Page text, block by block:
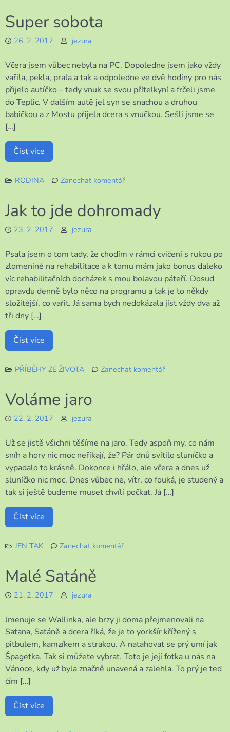
Super sobota
26. 2. 2017 jezura
Včera jsem vůbec nebyla na PC. Dopoledne jsem jako vždy
vařila, pekla, prala a tak a odpoledne ve dvě hodiny pro nás
přijelo autíčko – tedy vnuk se svou přítelkyní a frčeli jsme
do Teplic. V dalším autě jel syn se snachou a druhou
babičkou a z Mostu přijela dcera s vnučkou. Sešli jsme se
[…]
Číst více
RODINA
Zanechat komentář
sobota
Jak to jde dohromady
23. 2. 2017 jezura
Psala jsem o tom tady, že chodím v rámci cvičení s rukou po
zlomenině na rehabilitace a k tomu mám jako bonus daleko
víc rehabilitačních docházek s mou bolavou páteří. Dosud
opravdu denně bylo něco na programu a tak je to někdy
složitější, co vařit. Já sama bych nedokázala jíst vždy dva až
tři dny […]
Číst více
PŘÍBĚHY ZE ŽIVOTA
Zanechat komentář
Voláme jaro
22. 2. 2017 jezura
Už se jistě všichni těšíme na jaro. Tedy aspoň my, co nám
sníh a hory nic moc neříkají, že? Pár dnů svítilo sluníčko a
vypadalo to krásně. Dokonce i hřálo, ale včera a dnes už
sluníčko nic moc. Dnes vůbec ne, vítr, co fouká, je studený a
tak si ještě budeme muset chvíli počkat. Já […]
Číst více
JEN TAK
Zanechat komentář
Malé Satáně
21. 2. 2017 jezura
Jmenuje se Wallinka, ale brzy ji doma přejmenovali na
Satana, Satáně a dcera říká, že je to yorkšír křížený s
pitbulem, kamzíkem a strakou. A natahovat se prý umí jak
Špagetka. Tak si můžete vybrat. Toto je její fotka u nás na
Vánoce, kdy už byla značně unavená a zalehla. To prý je teď
čím […]
Číst více